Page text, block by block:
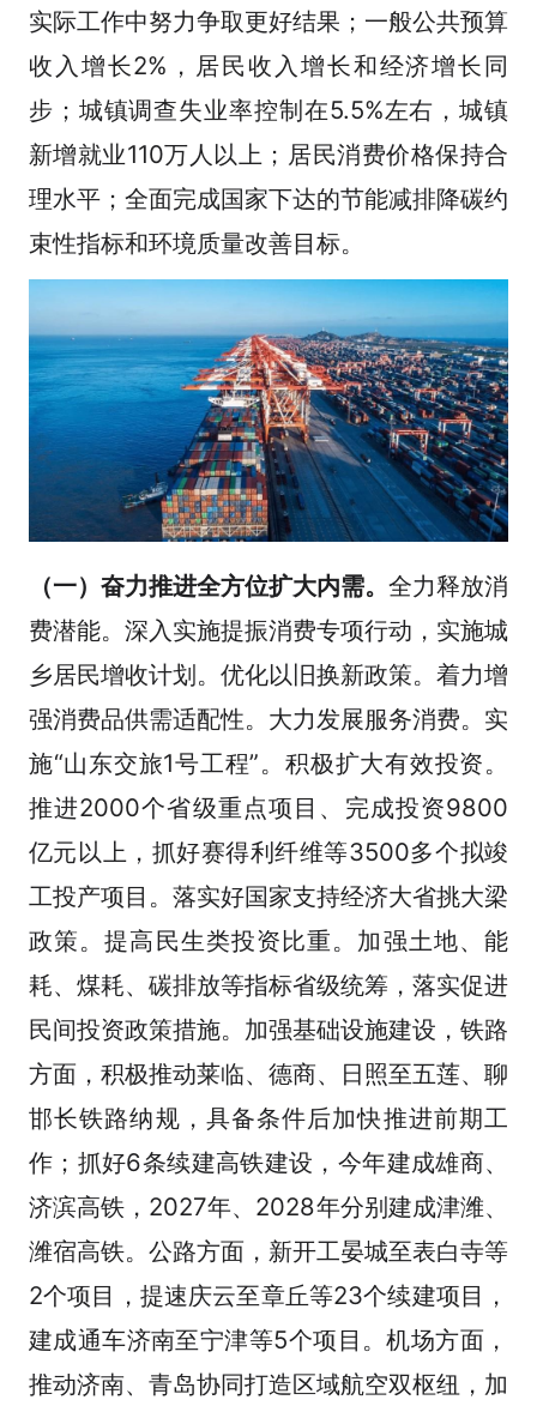
实际工作中努力争取更好结果；一般公共预算
收入增长2%，居民收入增长和经济增长同
步；城镇调查失业率控制在5.5%左右，城镇
新增就业110万人以上；居民消费价格保持合
理水平；全面完成国家下达的节能减排降碳约
束性指标和环境质量改善目标。
（一）奋力推进全方位扩大内需。全力释放消
费潜能。深入实施提振消费专项行动，实施城
乡居民增收计划。优化以旧换新政策。着力增
强消费品供需适配性。大力发展服务消费。实
施“山东交旅1号工程”。积极扩大有效投资。
推进2000个省级重点项目、完成投资9800
亿元以上，抓好赛得利纤维等3500多个拟竣
工投产项目。落实好国家支持经济大省挑大梁
政策。提高民生类投资比重。加强土地、能
耗、煤耗、碳排放等指标省级统筹，落实促进
民间投资政策措施。加强基础设施建设，铁路
方面，积极推动莱临、德商、日照至五莲、聊
邯长铁路纳规，具备条件后加快推进前期工
作；抓好6条续建高铁建设，今年建成雄商、
济滨高铁，2027年、2028年分别建成津潍、
潍宿高铁。公路方面，新开工晏城至表白寺等
2个项目，提速庆云至章丘等23个续建项目，
建成通车济南至宁津等5个项目。机场方面，
推动济南、青岛协同打造区域航空双枢纽，加